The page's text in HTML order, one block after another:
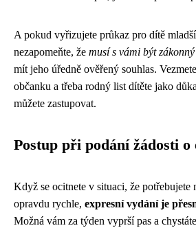
A pokud vyřizujete průkaz pro dítě
nezapomeňte, že musí s vámi být
mít jeho úředně ověřený souhlas.
občanku a třeba rodný list dítěte jako
můžete zastupovat.
Postup při podání žádosti
Když se ocitnete v situaci, že potřebujete
opravdu rychle, expresní vydání je
Možná vám za týden vyprší pas a